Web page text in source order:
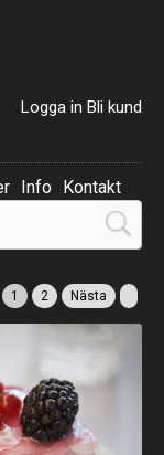
Logga in Bli kund
Info Kontakt
1 2 Nästa